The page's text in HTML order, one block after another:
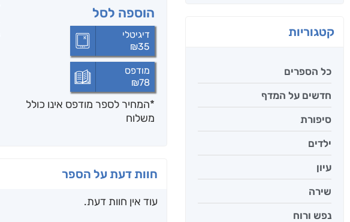
קטגוריות
כל הספרים
חדשים על המדף
סיפורת
ילדים
עיון
שירה
נפש ורוח
הוספה לסל
דיגיטלי
₪35
מודפס
₪78
*המחיר לספר מודפס אינו כולל
משלוח
חוות דעת על הספר
עוד אין חוות דעת.